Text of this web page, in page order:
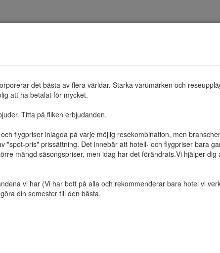
det bästa av flera världar. Starka varumärken och
att ha betalat för mycket.
Titta på fliken erbjudanden.
flygpriser inlagda på varje möjlig resekombination, men
"spot-pris" prissättning. Det innebär att hotell- och flygpriser bara
mängd säsongspriser, men idag har det förändrats.Vi hjälper dig
vi har (Vi har bott på alla och rekommenderar bara hotel vi
din semester till den bästa.